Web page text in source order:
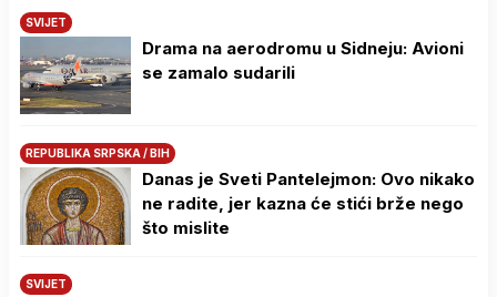
SVIJET
Drama na aerodromu u Sidneju: Avioni
se zamalo sudarili
REPUBLIKA SRPSKA / BIH
Danas je Sveti Pantelejmon: Ovo nikako
ne radite, jer kazna će stići brže nego
što mislite
SVIJET